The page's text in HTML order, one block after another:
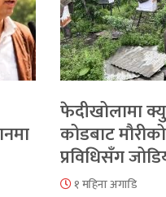
फेदीखोलामा
कोडबाट
प्रविधिसँग
१ महिना अगाडि